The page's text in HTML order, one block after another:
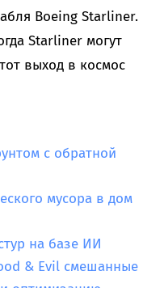
Boeing Starliner.
Starliner могут
выход в космос
с обратной
мусора в дом
на базе ИИ
& Evil смешанные